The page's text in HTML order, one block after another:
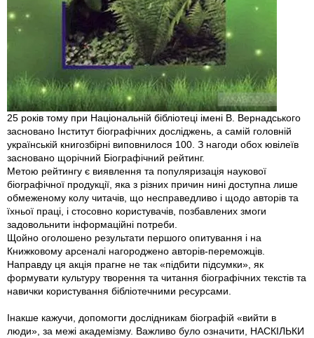
25 років тому при Національній бібліотеці імені В. Вернадського
засновано Інститут біографічних дослі­джень, а самій головній
українській книгозбірні виповнилося 100. З нагоди обох ювілеїв
засновано щорічний Біографічний рейтинг.
Метою рейтингу є виявлення та популяризація наукової
біографічної продукції, яка з різних причин нині доступна лише
обмеженому колу читачів, що несправедливо і щодо авторів та
їхньої праці, і стосовно користувачів, позбавлених змоги
задовольнити інформаційні потреби.
Щойно оголошено результати першого опитування і на
Книжковому арсеналі нагороджено авторів-переможців.
Направду ця акція прагне не так «підбити підсумки», як
формувати культуру творення та читання біографічних текстів та
навички користування бібліотечними ресурсами.
Інакше кажучи, допомогти дослідникам біографій «вийти в
люди», за межі академізму. Важливо було означити, НАСКІЛЬКИ